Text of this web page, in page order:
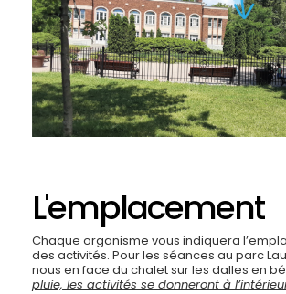
L'emplacement
Chaque organisme vous indiquera
des activités. Pour les séances au parc
nous en face du chalet sur les dalles en
pluie, les activités se donneront à